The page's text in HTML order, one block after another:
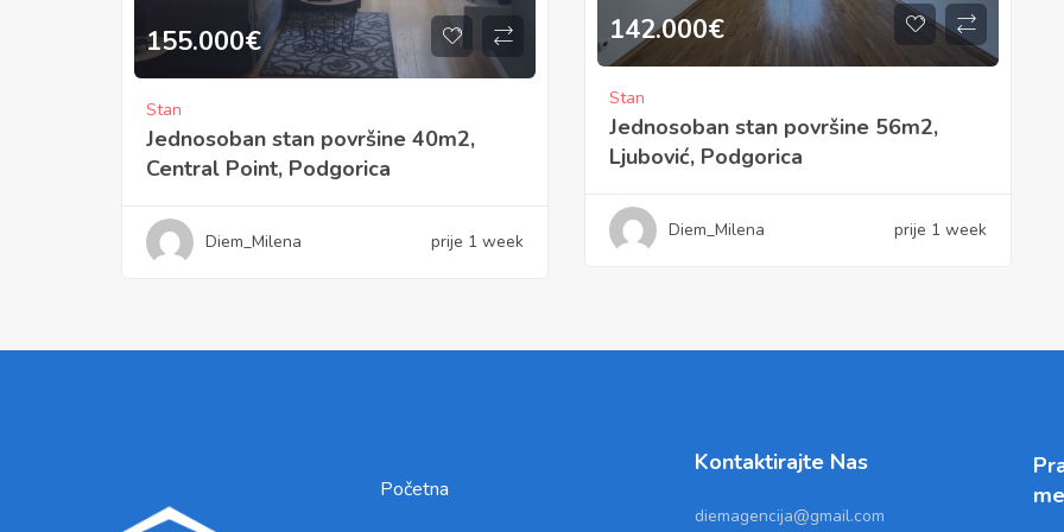
155.000€
Stan
Jednosoban stan površine 40m2,
Central Point, Podgorica
Diem_Milena prije 1 week
142.000€
Stan
Jednosoban stan površine 56m2,
Ljubović, Podgorica
Diem_Milena prije 1 week
Početna
Kontaktirajte Nas
diemagencija@gmail.com